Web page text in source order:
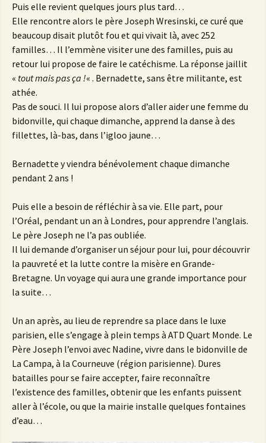
Puis elle revient quelques jours plus tard…
Elle rencontre alors le père Joseph Wresinski, ce curé que
beaucoup disait plutôt fou et qui vivait là, avec 252
familles… Il l’emmène visiter une des familles, puis au
retour lui propose de faire le catéchisme. La réponse jaillit
« tout mais pas ça !« . Bernadette, sans être militante, est
athée.
Pas de souci. Il lui propose alors d’aller aider une femme du
bidonville, qui chaque dimanche, apprend la danse à des
fillettes, là-bas, dans l’igloo jaune…
Bernadette y viendra bénévolement chaque dimanche
pendant 2 ans !
Puis elle a besoin de réfléchir à sa vie. Elle part, pour
l’Oréal, pendant un an à Londres, pour apprendre l’anglais.
Le père Joseph ne l’a pas oubliée.
Il lui demande d’organiser un séjour pour lui, pour découvrir
la pauvreté et la lutte contre la misère en Grande-
Bretagne. Un voyage qui aura une grande importance pour
la suite…
Un an après, au lieu de reprendre sa place dans le luxe
parisien, elle s’engage à plein temps à ATD Quart Monde. Le
Père Joseph l’envoi avec Nadine, vivre dans le bidonville de
La Campa, à la Courneuve (région parisienne). Dures
batailles pour se faire accepter, faire reconnaître
l’existence des familles, obtenir que les enfants puissent
aller à l’école, ou que la mairie installe quelques fontaines
d’eau…